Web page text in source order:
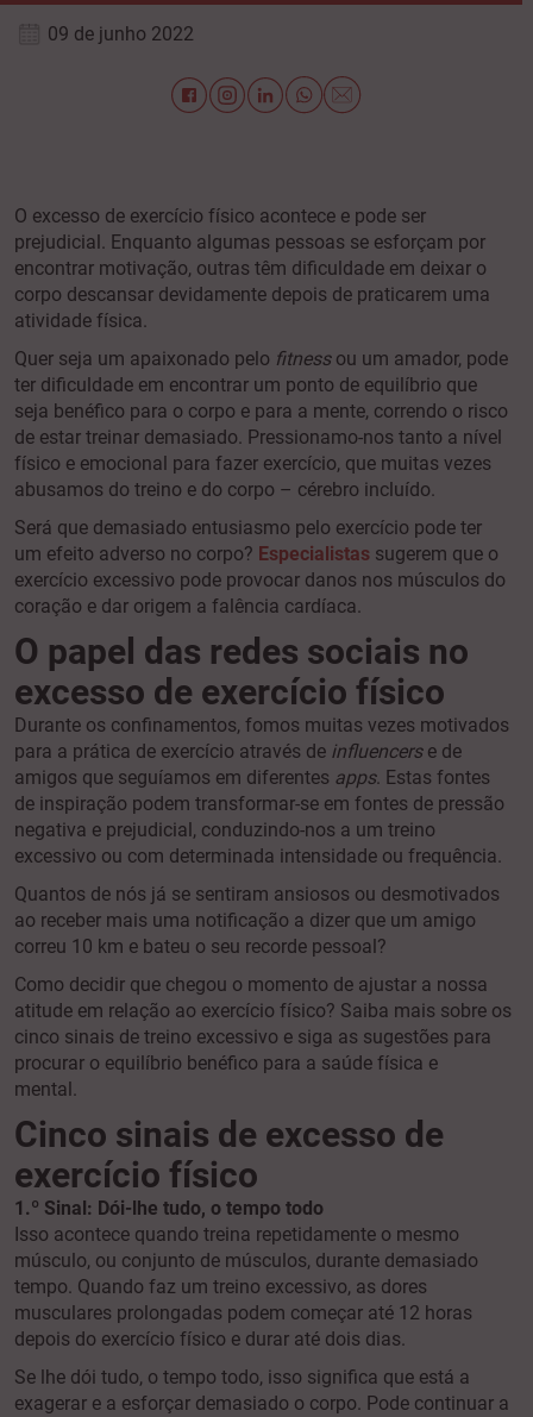
09 de junho 2022
O excesso de exercício físico acontece e pode ser
prejudicial. Enquanto algumas pessoas se esforçam por
encontrar motivação, outras têm dificuldade em deixar o
corpo descansar devidamente depois de praticarem uma
atividade física.
Quer seja um apaixonado pelo fitnessou um amador, pode
ter dificuldade em encontrar um ponto de equilíbrio que
seja benéfico para o corpo e para a mente, correndo o risco
de estar treinar demasiado. Pressionamo-nos tanto a nível
físico e emocional para fazer exercício, que muitas vezes
abusamos do treino e do corpo – cérebro incluído.
Será que demasiado entusiasmo pelo exercício pode ter
um efeito adverso no corpo? Especialistas sugerem que o
exercício excessivo pode provocar danos nos músculos do
coração e dar origem a falência cardíaca.
O papel das redes sociais no
excesso de exercício físico
Durante os confinamentos, fomos muitas vezes motivados
para a prática de exercício através de influencers e de
amigos que seguíamos em diferentes apps. Estas fontes
de inspiração podem transformar-se em fontes de pressão
negativa e prejudicial, conduzindo-nos a um treino
excessivo ou com determinada intensidade ou frequência.
Quantos de nós já se sentiram ansiosos ou desmotivados
ao receber mais uma notificação a dizer que um amigo
correu 10 km e bateu o seu recorde pessoal?
Como decidir que chegou o momento de ajustar a nossa
atitude em relação ao exercício físico? Saiba mais sobre os
cinco sinais de treino excessivo e siga as sugestões para
procurar o equilíbrio benéfico para a saúde física e
mental.
Cinco sinais de excesso de
exercício físico
1.º Sinal: Dói-lhe tudo, o tempo todo
Isso acontece quando treina repetidamente o mesmo
músculo, ou conjunto de músculos, durante demasiado
tempo. Quando faz um treino excessivo, as dores
musculares prolongadas podem começar até 12 horas
depois do exercício físico e durar até dois dias.
Se lhe dói tudo, o tempo todo, isso significa que está a
exagerar e a esforçar demasiado o corpo. Pode continuar a